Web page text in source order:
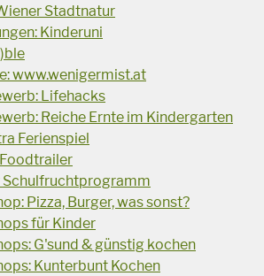
Stadtnatur
Kinderuni
www.wenigermist.at
Lifehacks
Reiche Ernte im Kindergarten
Ferienspiel
Schulfruchtprogramm
Pizza, Burger, was sonst?
für Kinder
G'sund & günstig kochen
Kunterbunt Kochen